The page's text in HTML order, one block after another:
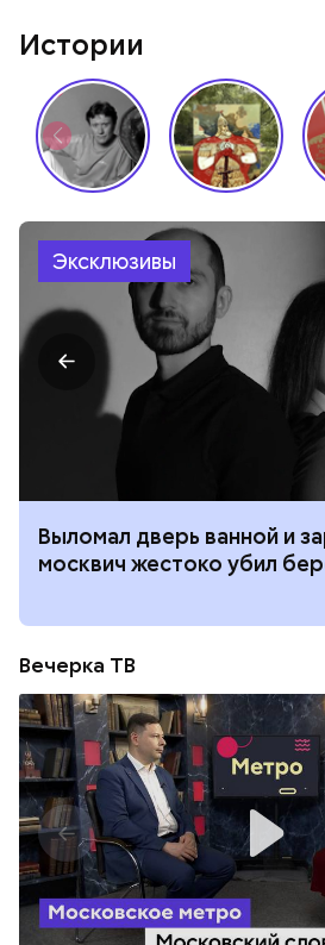
Истории
Эксклюзивы
Выломал дверь ванной и
москвич жестоко убил
Вечерка ТВ